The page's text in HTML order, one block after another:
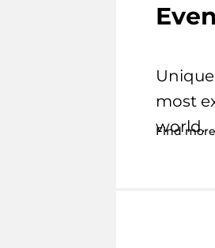
most
world.
Find more